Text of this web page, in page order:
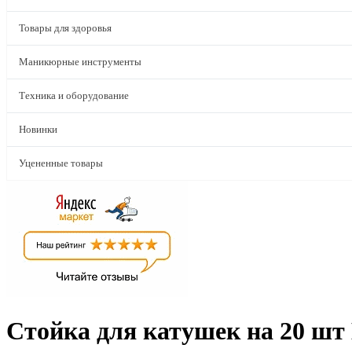
Товары для здоровья
Маникюрные инструменты
Техника и оборудование
Новинки
Уцененные товары
Стойка для катушек на 20 шт